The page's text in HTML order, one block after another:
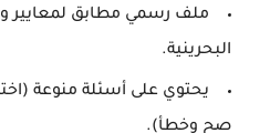
ملف رسمي مطابق لمعايير
البحرينية.
يحتوي على أسئلة منوعة
صح وخطأ).